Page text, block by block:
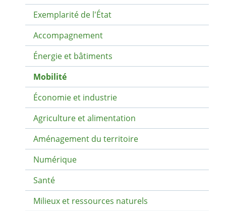
Exemplarité de l'État
Accompagnement
Énergie et bâtiments
Mobilité
Économie et industrie
Agriculture et alimentation
Aménagement du territoire
Numérique
Santé
Milieux et ressources naturels